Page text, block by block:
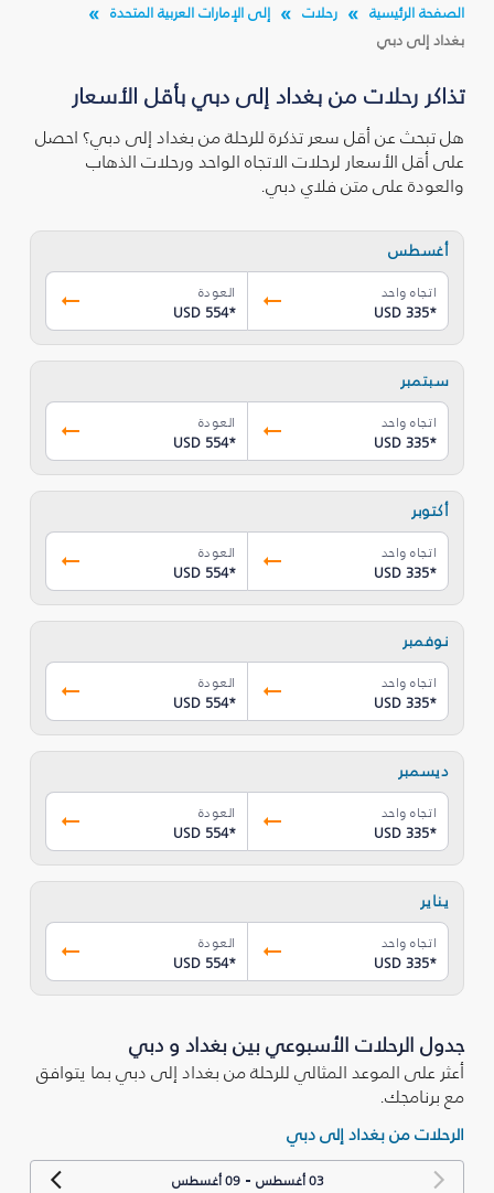
الصفحة الرئيسية رحلات
إلى الإمارات العربية المتحدة
بغداد إلى دبي
تذاكر رحلات من بغداد إلى دبي بأقل الأسعار
هل تبحث عن أقل سعر تذكرة للرحلة من بغداد إلى دبي؟ احصل
على أقل الأسعار لرحلات الاتجاه الواحد ورحلات الذهاب
والعودة على متن فلاي دبي.
أغسطس
اتجاه واحد
USD 335*
العودة
USD 554*
سبتمبر
اتجاه واحد
USD 335*
العودة
USD 554*
أكتوبر
اتجاه واحد
USD 335*
العودة
USD 554*
نوفمبر
اتجاه واحد
USD 335*
العودة
USD 554*
ديسمبر
اتجاه واحد
USD 335*
العودة
USD 554*
يناير
اتجاه واحد
USD 335*
العودة
USD 554*
جدول الرحلات الأسبوعي بين بغداد و دبي
أعثر على الموعد المثالي للرحلة من بغداد إلى دبي بما يتوافق
مع برنامجك.
الرحلات من بغداد إلى دبي
03 أغسطس -09 أغسطس